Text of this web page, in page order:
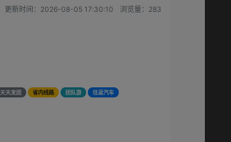
更新时间： 2026-08-05 17:30:10 浏览量： 283
天天发团 省内线路 团队游 往返汽车